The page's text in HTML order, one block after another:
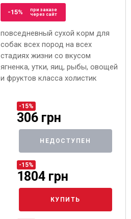
-15%
при заказе
через сайт
повседневный сухой корм для
собак всех пород на всех
стадиях жизни со вкусом
ягненка, утки, яиц, рыбы, овощей
и фруктов класса холистик
-15%
306 грн
НЕДОСТУПЕН
-15%
1804 грн
КУПИТЬ